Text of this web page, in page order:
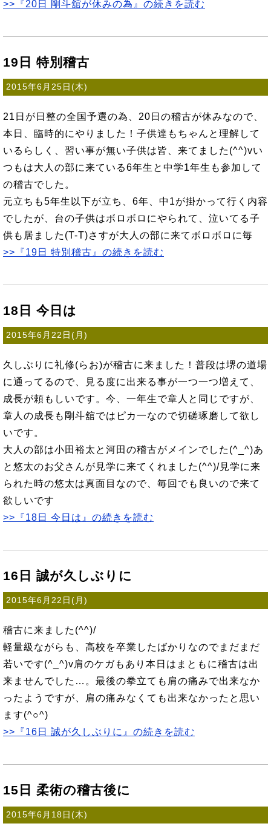
>>『20日 剛斗舘が休みの為』の続きを読む
19日 特別稽古
2015年6月25日(木)
21日が日整の全国予選の為、20日の稽古が休みなので、
本日、臨時的にやりました！子供達もちゃんと理解して
いるらしく、習い事が無い子供は皆、来てました(^^)vい
つもは大人の部に来ている6年生と中学1年生も参加して
の稽古でした。
元立ちも5年生以下が立ち、6年、中1が掛かって行く内容
でしたが、台の子供はボロボロにやられて、泣いてる子
供も居ました(T-T)さすが大人の部に来てボロボロに毎
>>『19日 特別稽古』の続きを読む
18日 今日は
2015年6月22日(月)
久しぶりに礼修(らお)が稽古に来ました！普段は堺の道場
に通ってるので、見る度に出来る事が一つ一つ増えて、
成長が頼もしいです。今、一年生で章人と同じですが、
章人の成長も剛斗舘ではピカ一なので切磋琢磨して欲し
いです。
大人の部は小田裕太と河田の稽古がメインでした(^_^)あ
と悠太のお父さんが見学に来てくれました(^^)/見学に来
られた時の悠太は真面目なので、毎回でも良いので来て
欲しいです
>>『18日 今日は』の続きを読む
16日 誠が久しぶりに
2015年6月22日(月)
稽古に来ました(^^)/
軽量級ながらも、高校を卒業したばかりなのでまだまだ
若いです(^_^)v肩のケガもあり本日はまともに稽古は出
来ませんでした…。最後の拳立ても肩の痛みで出来なか
ったようですが、肩の痛みなくても出来なかったと思い
ます(^○^)
>>『16日 誠が久しぶりに』の続きを読む
15日 柔術の稽古後に
2015年6月18日(木)